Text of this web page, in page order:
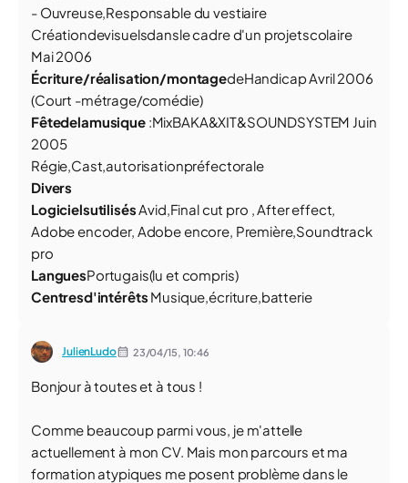
- Ouvreuse,Responsable du vestiaire
Créationdevisuelsdansle cadre d'un projetscolaire
Mai 2006
Écriture/réalisation/montagedeHandicapAvril 2006
(Court -métrage/comédie)
Fêtedelamusique:MixBAKA&XIT&SOUNDSYSTEM Juin
2005
Régie,Cast,autorisationpréfectorale
Divers
LogicielsutilisésAvid,Final cut pro , After effect,
Adobe encoder, Adobe encore, Première,Soundtrack
pro
LanguesPortugais(lu et compris)
Centresd'intérêts Musique,écriture,batterie
JulienLudo 23/04/15, 10:46
Bonjour à toutes et à tous !
Comme beaucoup parmi vous, je m'attelle
actuellement à mon CV. Mais mon parcours et ma
formation atypiques me posent problème dans le